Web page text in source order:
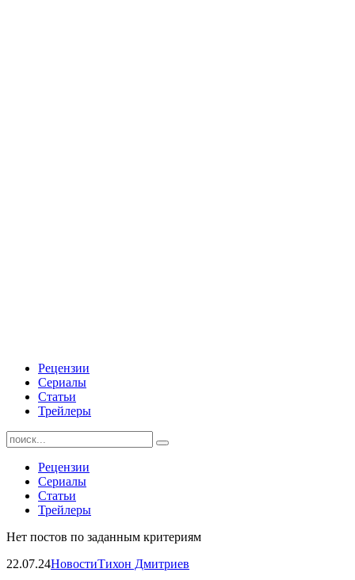
Рецензии
Сериалы
Статьи
Трейлеры
Найти:
Рецензии
Сериалы
Статьи
Трейлеры
Нет постов по заданным критериям
22.07.24НовостиТихон Дмитриев